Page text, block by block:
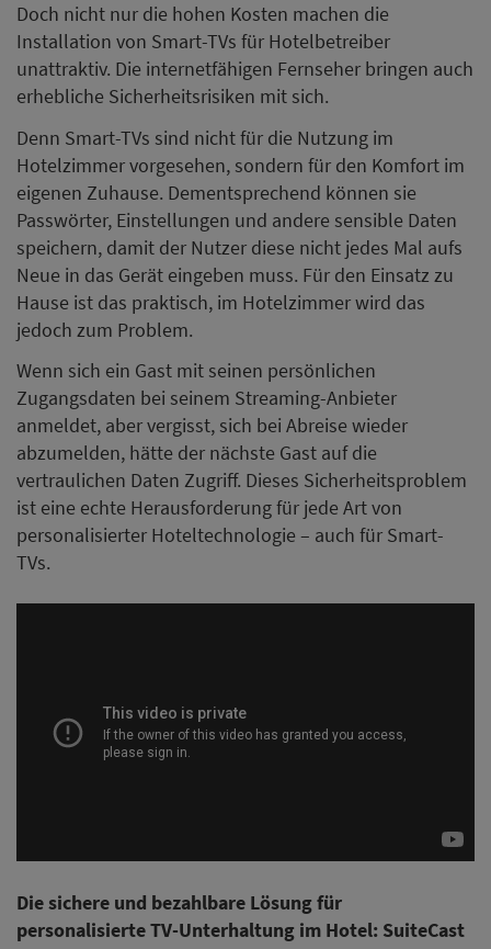
Doch nicht nur die hohen Kosten machen die
Installation von Smart-TVs für Hotelbetreiber
unattraktiv. Die internetfähigen Fernseher bringen auch
erhebliche Sicherheitsrisiken mit sich.
Denn Smart-TVs sind nicht für die Nutzung im
Hotelzimmer vorgesehen, sondern für den Komfort im
eigenen Zuhause. Dementsprechend können sie
Passwörter, Einstellungen und andere sensible Daten
speichern, damit der Nutzer diese nicht jedes Mal aufs
Neue in das Gerät eingeben muss. Für den Einsatz zu
Hause ist das praktisch, im Hotelzimmer wird das
jedoch zum Problem.
Wenn sich ein Gast mit seinen persönlichen
Zugangsdaten bei seinem Streaming-Anbieter
anmeldet, aber vergisst, sich bei Abreise wieder
abzumelden, hätte der nächste Gast auf die
vertraulichen Daten Zugriff. Dieses Sicherheitsproblem
ist eine echte Herausforderung für jede Art von
personalisierter Hoteltechnologie – auch für Smart-
TVs.
Die sichere und bezahlbare Lösung für
personalisierte TV-Unterhaltung im Hotel: SuiteCast